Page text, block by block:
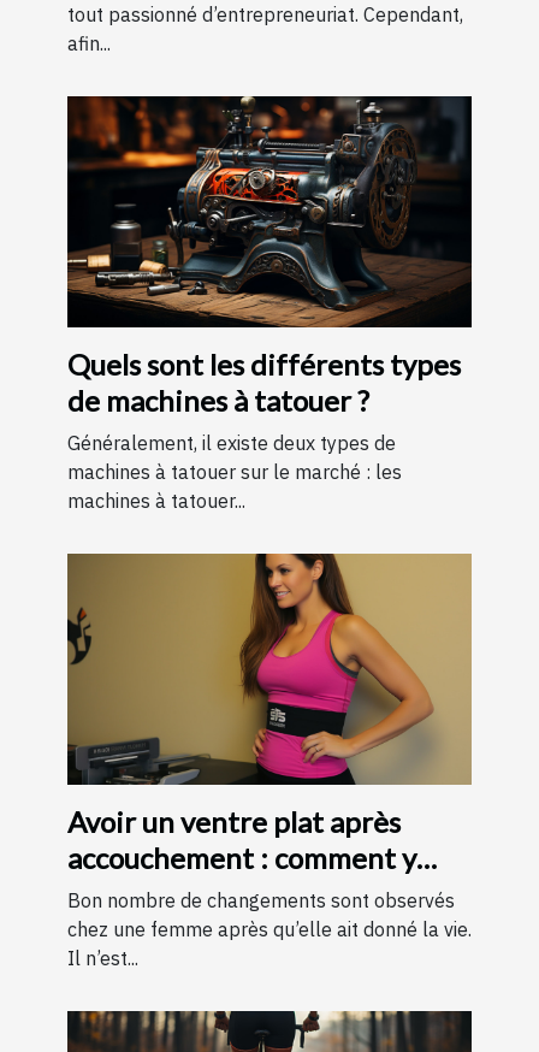
tout passionné d’entrepreneuriat. Cependant,
afin...
Quels sont les différents types
de machines à tatouer ?
Généralement, il existe deux types de
machines à tatouer sur le marché : les
machines à tatouer...
Avoir un ventre plat après
accouchement : comment y
parvenir ?
Bon nombre de changements sont observés
chez une femme après qu’elle ait donné la vie.
Il n’est...